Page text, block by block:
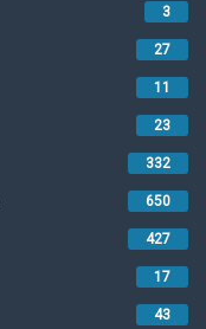
3
27
11
23
332
650
427
17
43